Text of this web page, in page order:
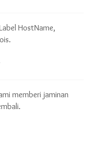
HostName,
memberi jaminan